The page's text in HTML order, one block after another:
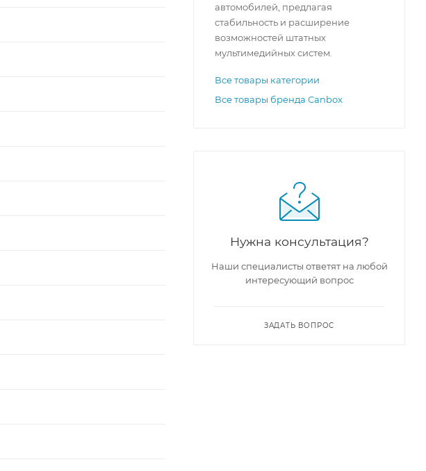
автомобилей, предлагая
стабильность и расширение
возможностей штатных
мультимедийных систем.
Все товары категории
Все товары бренда Canbox
Нужна консультация?
Наши специалисты ответят на любой
интересующий вопрос
ЗАДАТЬ ВОПРОС